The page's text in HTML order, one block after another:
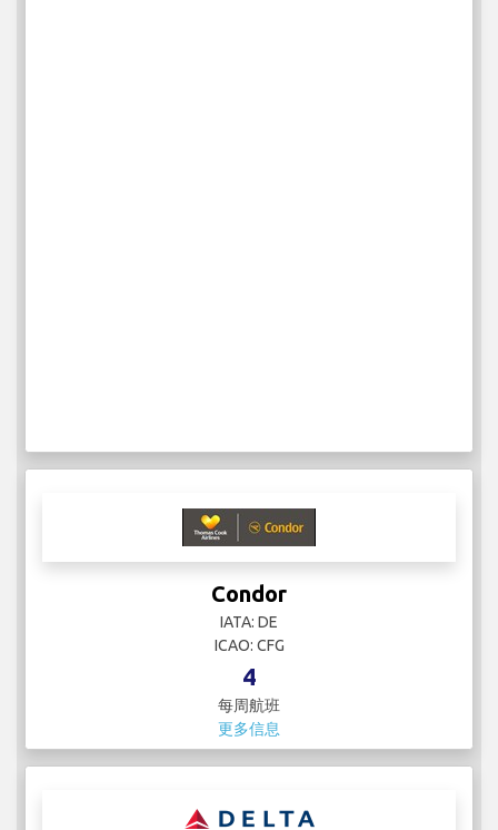
Condor
IATA: DE
ICAO: CFG
4
每周航班
更多信息